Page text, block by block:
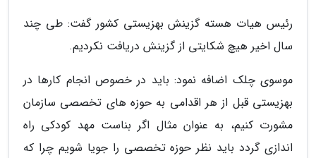
رئیس هیات هسته گزینش بهزیستی کشور گفت: طی چند
سال اخیر هیچ شکایتی از گزینش دریافت نکردیم.
موسوی چلک اضافه نمود: باید در خصوص انجام کارها در
بهزیستی قبل از هر اقدامی به حوزه های تخصصی سازمان
مشورت کنیم، به عنوان مثال اگر بناست مهد کودکی راه
اندازی گردد باید نظر حوزه تخصصی را جویا شویم چرا که